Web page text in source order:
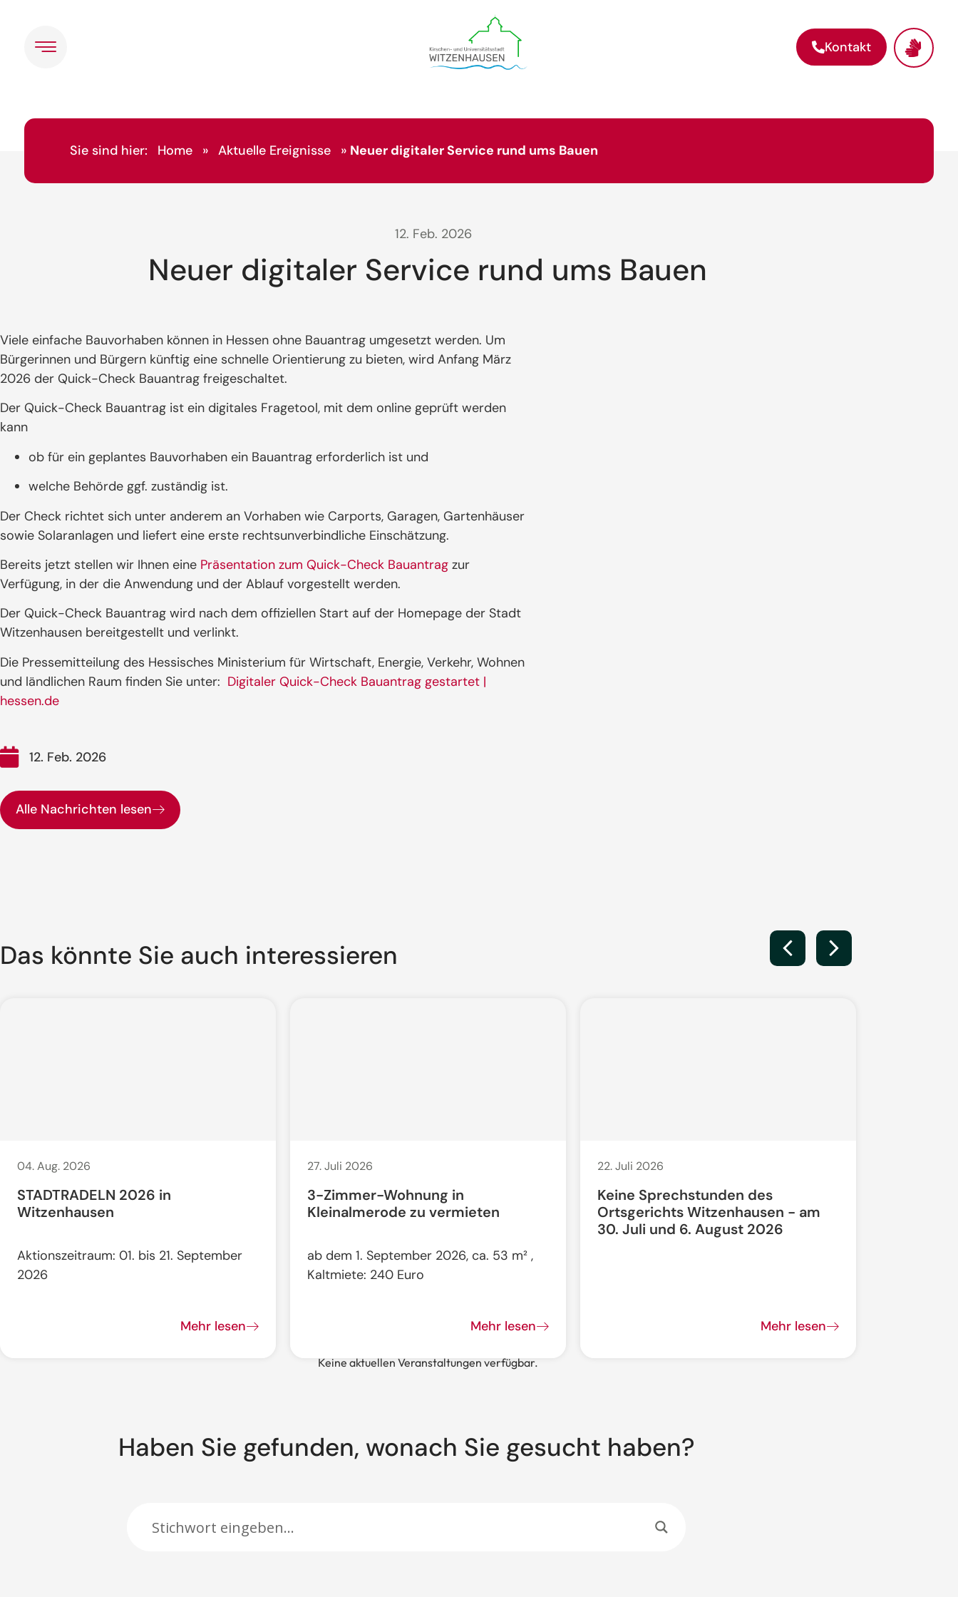
Kontakt
Sie sind hier: Home » Aktuelle Ereignisse » Neuer digitaler Service rund ums Bauen
12. Feb. 2026
Neuer digitaler Service rund ums Bauen
Viele einfache Bauvorhaben können in Hessen ohne Bauantrag umgesetzt werden. Um
Bürgerinnen und Bürgern künftig eine schnelle Orientierung zu bieten, wird Anfang März
2026 der Quick-Check Bauantrag freigeschaltet.
Der Quick-Check Bauantrag ist ein digitales Fragetool, mit dem online geprüft werden
kann
ob für ein geplantes Bauvorhaben ein Bauantrag erforderlich ist und
welche Behörde ggf. zuständig ist.
Der Check richtet sich unter anderem an Vorhaben wie Carports, Garagen, Gartenhäuser
sowie Solaranlagen und liefert eine erste rechtsunverbindliche Einschätzung.
Bereits jetzt stellen wir Ihnen eine Präsentation zum Quick-Check Bauantrag zur
Verfügung, in der die Anwendung und der Ablauf vorgestellt werden.
Der Quick-Check Bauantrag wird nach dem offiziellen Start auf der Homepage der Stadt
Witzenhausen bereitgestellt und verlinkt.
Die Pressemitteilung des Hessisches Ministerium für Wirtschaft, Energie, Verkehr, Wohnen
und ländlichen Raum finden Sie unter: Digitaler Quick-Check Bauantrag gestartet |
hessen.de
12. Feb. 2026
Alle Nachrichten lesen
Das könnte Sie auch interessieren
04. Aug. 2026
STADTRADELN 2026 in
Witzenhausen
Aktionszeitraum: 01. bis 21. September
2026
Mehr lesen
27. Juli 2026
3-Zimmer-Wohnung in
Kleinalmerode zu vermieten
ab dem 1. September 2026, ca. 53 m² ,
Kaltmiete: 240 Euro
Mehr lesen
22. Juli 2026
Keine Sprechstunden des
Ortsgerichts Witzenhausen - am
30. Juli und 6. August 2026
Mehr lesen
Keine aktuellen Veranstaltungen verfügbar.
Haben Sie gefunden, wonach Sie gesucht haben?